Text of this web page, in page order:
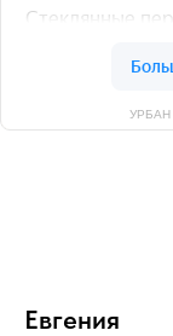
УРБАН
Евгения